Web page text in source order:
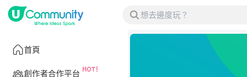
首頁
創作者合作平台